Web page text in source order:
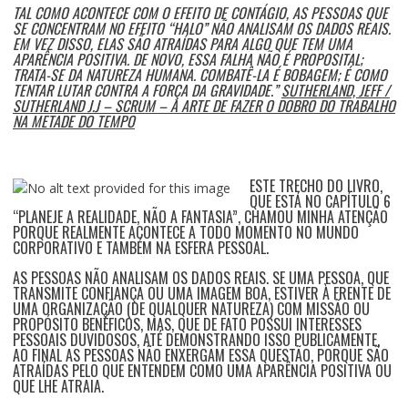
TAL COMO ACONTECE COM O EFEITO DE CONTÁGIO, AS PESSOAS QUE
SE CONCENTRAM NO EFEITO “HALO” NÃO ANALISAM OS DADOS REAIS.
EM VEZ DISSO, ELAS SÃO ATRAÍDAS PARA ALGO QUE TEM UMA
APARÊNCIA POSITIVA. DE NOVO, ESSA FALHA NÃO É PROPOSITAL;
TRATA-SE DA NATUREZA HUMANA. COMBATÊ-LA É BOBAGEM; É COMO
TENTAR LUTAR CONTRA A FORÇA DA GRAVIDADE.”SUTHERLAND, JEFF /
SUTHERLAND J.J – SCRUM – A ARTE DE FAZER O DOBRO DO TRABALHO
NA METADE DO TEMPO
ESTE TRECHO DO LIVRO,
QUE ESTÁ NO CAPÍTULO 6
“PLANEJE A REALIDADE, NÃO A FANTASIA”, CHAMOU MINHA ATENÇÃO
PORQUE REALMENTE ACONTECE A TODO MOMENTO NO MUNDO
CORPORATIVO E TAMBÉM NA ESFERA PESSOAL.
AS PESSOAS NÃO ANALISAM OS DADOS REAIS. SE UMA PESSOA, QUE
TRANSMITE CONFIANÇA OU UMA IMAGEM BOA, ESTIVER À FRENTE DE
UMA ORGANIZAÇÃO (DE QUALQUER NATUREZA) COM MISSÃO OU
PROPÓSITO BENÉFICOS, MAS, QUE DE FATO POSSUI INTERESSES
PESSOAIS DUVIDOSOS, ATÉ DEMONSTRANDO ISSO PUBLICAMENTE,
AO FINAL AS PESSOAS NÃO ENXERGAM ESSA QUESTÃO, PORQUE SÃO
ATRAÍDAS PELO QUE ENTENDEM COMO UMA APARÊNCIA POSITIVA OU
QUE LHE ATRAIA.